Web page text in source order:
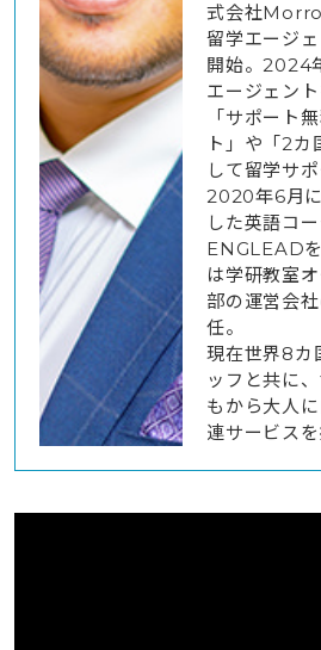
式会社
留学エージ
開始。2024
エージェント
「サポート
ト」や「2カ
して留学サ
2020年6月
した英語コ
ENGLEAD
は学研教室
部の運営会
任。
現在世界8カ
ッフと共に
もから大人
連サービスを